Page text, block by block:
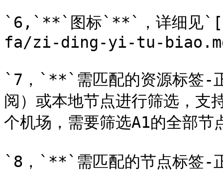
`6,`**`图标`**`，详细见
fa/zi-ding-yi-tu-
`7，`**`需匹配的资源标签-
阅）或本地节点进行筛选，
个机场，需要筛选A1的全部
`8，`**`需匹配的节点标签-